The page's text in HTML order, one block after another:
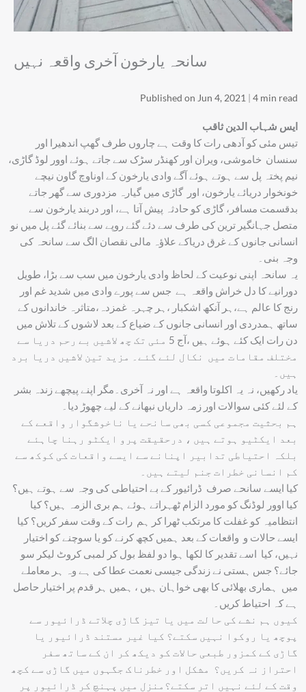
سانحہ یارخون آخری واقعہ نہیں
Published on Jun 4, 2021 | 4 min read
ایس شہاب الدین ثاقب
تیس مئی کو آدھی رات کا وقت ہے چاروں طرف گھپ اندھیرا اور
سنسان خاموشی، ویران اور کھنڈر سڑک سے جاتے ہوئے اوور لوڈ گاڑی،
نیم پختہ پل سے ہوتے ہوئے آگے وادی یارخون کے اوناوچ گاون نیچے
خونخوار دریائے یارخون، اور گاڑی میں گیارہ مزدوری سے گھر جاتے
بدقسمت مسافر، گاڑی کو حادثہ پیش آتا ہے، اور دربند یارخون سے
متصل جہانگیر ترین کی طرف سے دئے گئے روپے سے بنائے گئے پل میں نو
انسانی جانوں کے غرق دریاکے علاؤہ مالی نقصان الگ سے سانحہ کی
وجہ بنی۔
یہ سانحہ اپنی نوعیت کے لحاظ وادی یارخون میں سب سے بڑا، طویل
دورانیے کا دل خراش واقعہ ہے جس سے پورے وادی میں شدید غم اور
رنج کا عالم ہے،ہر آنکھ اشکبار ،ہر چہرہ غمزدہ،متاثرہ خاندانوں کے
ساتھ ہمدردی اور انسانی جانوں کے ضیاع کے بعد لاشوں کے تلاش میں
دن رات ایک کئے ہوئے ہیں ،آج 5 مئی تک چھ لاشیں بے رحم دریا سے
مختلف مقامات میں نکال لئے گئے۔ مزید تین لاشیں دریا برد
ہیں۔
یاد رکھیں، نہ یہ اکلوتا واقعہ ہے اور نہ آخری۔مگر اپنے پیچھے زندہ بشر
کے لئے کئی سوالات اور زمہ داریاں نبھانے کے لیے چھوڑ دیا۔
ہم بحثیت مجموعی کسی بھی سانحے یا ناخوشگوار واقعے کے
بعد ایکٹیو ہوتے ہیں ، درحقیقت پرو ایکٹو رہنا چاہئے
بلکہ احتیاطی تدابیر اپنانے سے ایسے واقعات کی کوکھ سے
کم انسانی خطرات جنم لیتے ہیں۔
کیا ایسے سانحے صرف ڈرائیور کے بے احتیاطی کی وجہ سے ہوتے ہیں؟
کیا اوور لوڈنگ کو مورد الزام ٹھہراتے ہوئے ہم بری الزمہ ہیں؟ کیا
انتظامیہ کو غفلت کا مرتکب ٹھرا کر ہم رات کے وقت سفر کریں؟ کیا
ایسے حالات و واقعات کے بعد ہمیں کچھ کرنے کو یا سوچنے کو اختیار
نہیں، کیا اسے تقدیر کا لکھا ہوا دو لفظ بول کر لمبی کروٹ لیکر سو
جائے؟ جس ہستی نے زندگی جیسی نعمت عطا کی ہے وہ ہر معاملے
میں ہماری بھلائی کا بھی خواہان ہیں ، ہمیں ہر قدم پر اختیار حاصل
ہے کہ احتیاط کریں۔
کیوں ہم نشے کی حالت میں یا تیز گاڑی چلاتے ڈرائیور سے
پوچھ یا روکوا نہیں سکتے؟ کیا غیر مستند ڈرائیور یا
گاڑی کے کمزور طبعی حالات کو دیکھ کر ان کے ساتھ سفر
احتراز نہ کریں؟ مشکل اور خطرناک جگہوں میں گاڑی سے کچھ
وقت کے لئے نہیں اتر سکتے؟منزل میں پہنچ کر ڈرائیور پر